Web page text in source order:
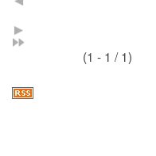
(1 - 1 / 1)